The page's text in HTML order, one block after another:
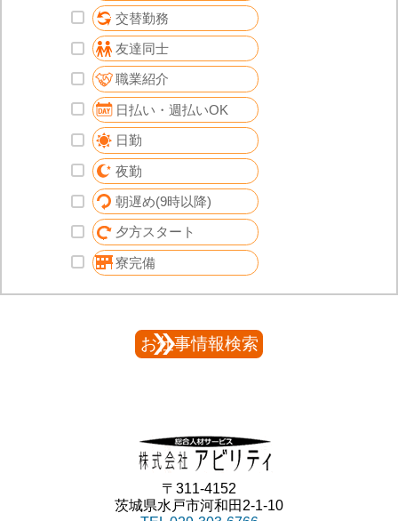
交替勤務
友達同士
職業紹介
日払い・週払いOK
日勤
夜勤
朝遅め(9時以降)
夕方スタート
寮完備
〒311-4152
茨城県水戸市河和田2-1-10